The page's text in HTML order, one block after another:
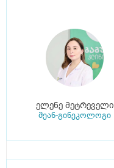
ელენე მეტრეველი
მეან-გინეკოლოგი